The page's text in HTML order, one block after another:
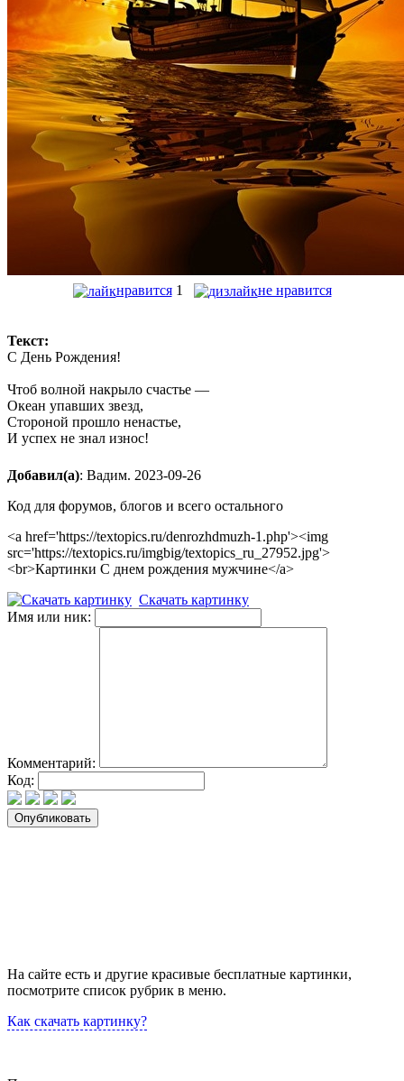
нравится 1 не нравится
Текст:
С День Рождения!
Чтоб волной накрыло счастье —
Океан упавших звезд,
Стороной прошло ненастье,
И успех не знал износ!
Добавил(а): Вадим. 2023-09-26
Код для форумов, блогов и всего остального
<a href='https://textopics.ru/denrozhdmuzh-1.php'><img
src='https://textopics.ru/imgbig/textopics_ru_27952.jpg'>
<br>Картинки С днем рождения мужчине</a>
Скачать картинку
Имя или ник:
Комментарий:
Код:
На сайте есть и другие красивые бесплатные картинки,
посмотрите список рубрик в меню.
Как скачать картинку?